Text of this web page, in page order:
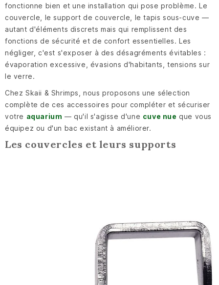
fonctionne bien et une installation qui pose problème. Le
couvercle, le support de couvercle, le tapis sous-cuve —
autant d'éléments discrets mais qui remplissent des
fonctions de sécurité et de confort essentielles. Les
négliger, c'est s'exposer à des désagréments évitables :
évaporation excessive, évasions d'habitants, tensions sur
le verre.
Chez Skaii & Shrimps, nous proposons une sélection
complète de ces accessoires pour compléter et sécuriser
votre aquarium — qu'il s'agisse d'une cuve nue que vous
équipez ou d'un bac existant à améliorer.
Les couvercles et leurs supports